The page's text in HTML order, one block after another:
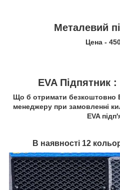
Металевий
Цена -
EVA Підпятник :
Що б отримати безкоштовно
менеджеру при замовленні
EVA
В наявності 12